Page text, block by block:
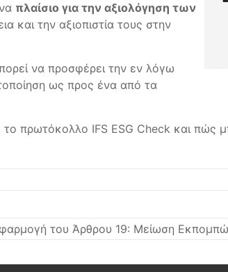
πλαίσιο για την αξιολόγηση των
και την αξιοπιστία τους στην
να προσφέρει την εν λόγω
ως προς ένα από τα
πρωτόκολλο IFS ESG Check και πώς
του Άρθρου 19: Μείωση